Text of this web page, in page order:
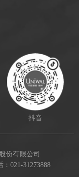
抖音
份有限公司
021-31273888